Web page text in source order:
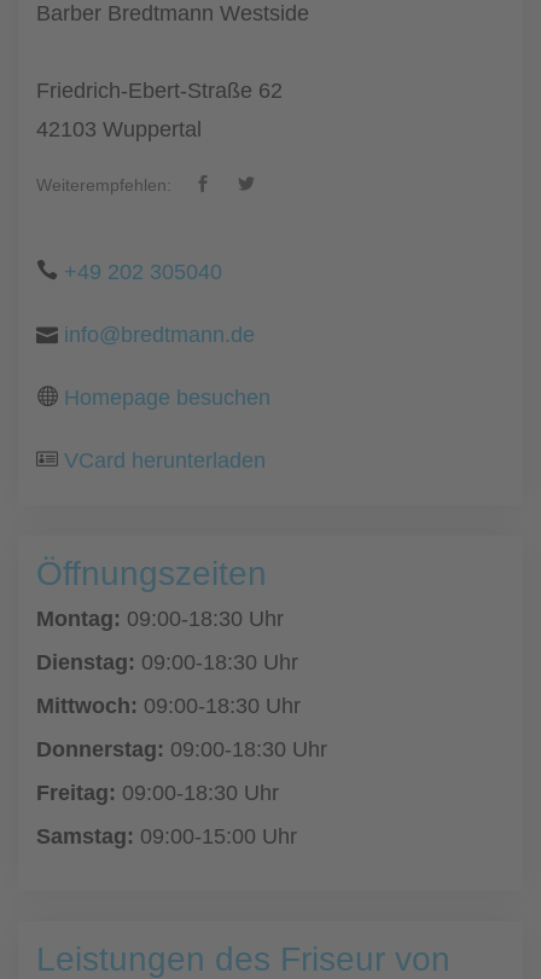
Barber Bredtmann Westside
Friedrich-Ebert-Straße 62
42103 Wuppertal
Weiterempfehlen:
+49 202 305040
info@bredtmann.de
Homepage besuchen
VCard herunterladen
Öffnungszeiten
Montag: 09:00-18:30 Uhr
Dienstag: 09:00-18:30 Uhr
Mittwoch: 09:00-18:30 Uhr
Donnerstag: 09:00-18:30 Uhr
Freitag: 09:00-18:30 Uhr
Samstag: 09:00-15:00 Uhr
Leistungen des Friseur von